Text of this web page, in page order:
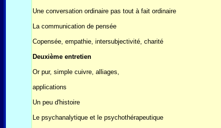
Une conversation ordinaire pas tout à fait ordinaire
La communication de pensée
Copensée, empathie, intersubjectivité, charité
Deuxième entretien
Or pur, simple cuivre, alliages,
applications
Un peu d'histoire
Le psychanalytique et le psychothérapeutique